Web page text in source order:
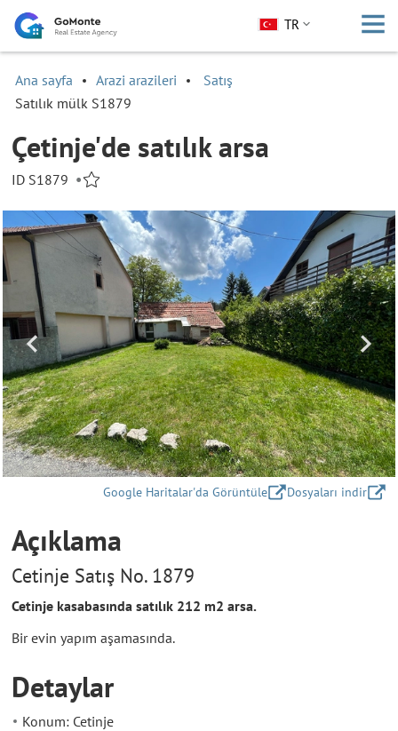
TR
Ana sayfa Arazi arazileri
Satış
Satılık mülk S1879
Çetinje'de satılık arsa
ID S1879 •
Google Haritalar'da Görüntüle Dosyaları indir
Açıklama
Cetinje Satış No. 1879
Cetinje kasabasında satılık 212 m2 arsa.
Bir evin yapım aşamasında.
Detaylar
Konum: Cetinje